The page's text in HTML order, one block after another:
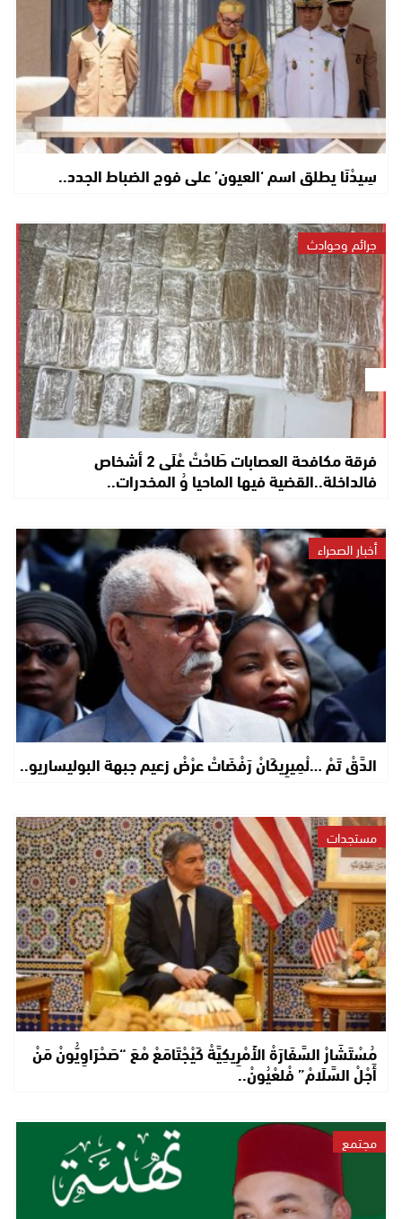
سِيدْنَا يطلق اسم ‘العيون’ على فوج الضباط الجدد..
جرائم وحوادث
فرقة مكافحة العصابات طَاحْتْ عْلَى 2 أشخاص
فالداخلة..القضية فيها الماحيا وُ المخدرات..
أخبار الصحراء
الدَّقْ تَمْ …لْمِيرِيكَانْ رَفْضَاتْ عرْضْ زعيم جبهة البوليساريو..
مستجدات
مُسْتَشَارْ السَّفَارَةْ الأَمْرِيكِيَّةْ كَيْجْتَامَعْ مْعَ “صَحْرَاوِيُّونْ مَنْ
أَجْلْ السَّلَامْ” فْلعْيُونْ..
مجتمع